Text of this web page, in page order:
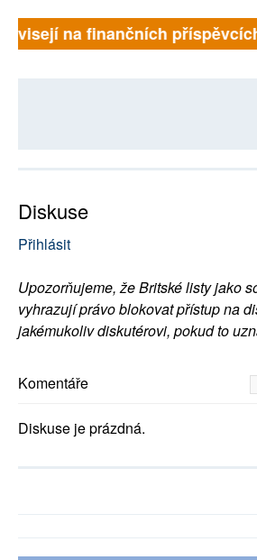
na finančních
Diskuse
Přihlásit
Upozorňujeme, že Britské listy jako
vyhrazují právo blokovat přístup na
jakémukoliv diskutérovi, pokud to
Komentáře
Diskuse je prázdná.